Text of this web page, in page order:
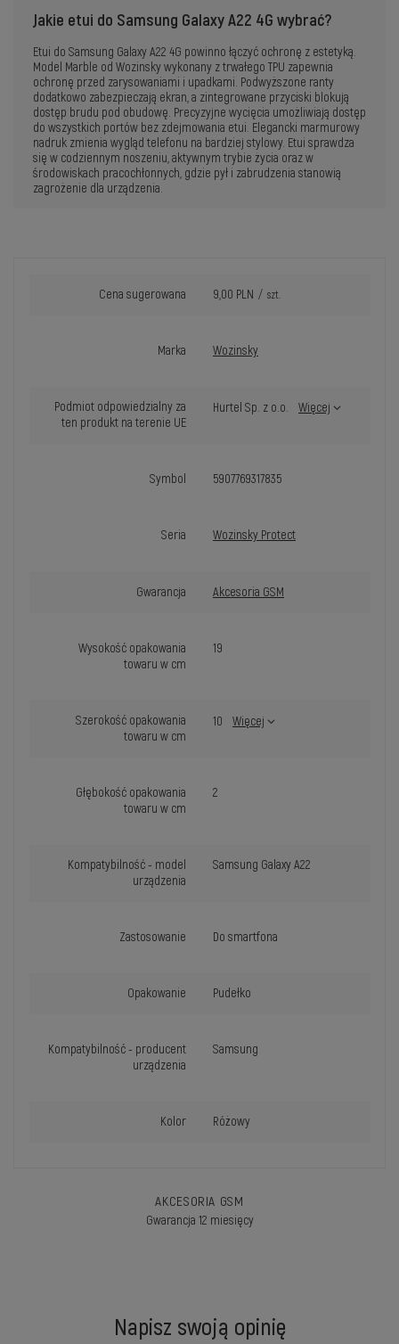
Jakie etui do Samsung Galaxy A22 4G wybrać?
Etui do Samsung Galaxy A22 4G powinno łączyć ochronę z estetyką.
Model Marble od Wozinsky wykonany z trwałego TPU zapewnia
ochronę przed zarysowaniami i upadkami. Podwyższone ranty
dodatkowo zabezpieczają ekran, a zintegrowane przyciski blokują
dostęp brudu pod obudowę. Precyzyjne wycięcia umożliwiają dostęp
do wszystkich portów bez zdejmowania etui. Elegancki marmurowy
nadruk zmienia wygląd telefonu na bardziej stylowy. Etui sprawdza
się w codziennym noszeniu, aktywnym trybie życia oraz w
środowiskach pracochłonnych, gdzie pył i zabrudzenia stanowią
zagrożenie dla urządzenia.
Cena sugerowana 9,00 PLN / szt.
Marka Wozinsky
Podmiot odpowiedzialny za
ten produkt na terenie UE
Hurtel Sp. z o.o. Więcej
Symbol 5907769317835
Seria Wozinsky Protect
Gwarancja Akcesoria GSM
Wysokość opakowania
towaru w cm
19
Szerokość opakowania
towaru w cm
10 Więcej
Głębokość opakowania
towaru w cm
2
Kompatybilność - model
urządzenia
Samsung Galaxy A22
Zastosowanie Do smartfona
Opakowanie Pudełko
Kompatybilność - producent
urządzenia
Samsung
Kolor Różowy
AKCESORIA GSM
Gwarancja 12 miesięcy
Napisz swoją opinię